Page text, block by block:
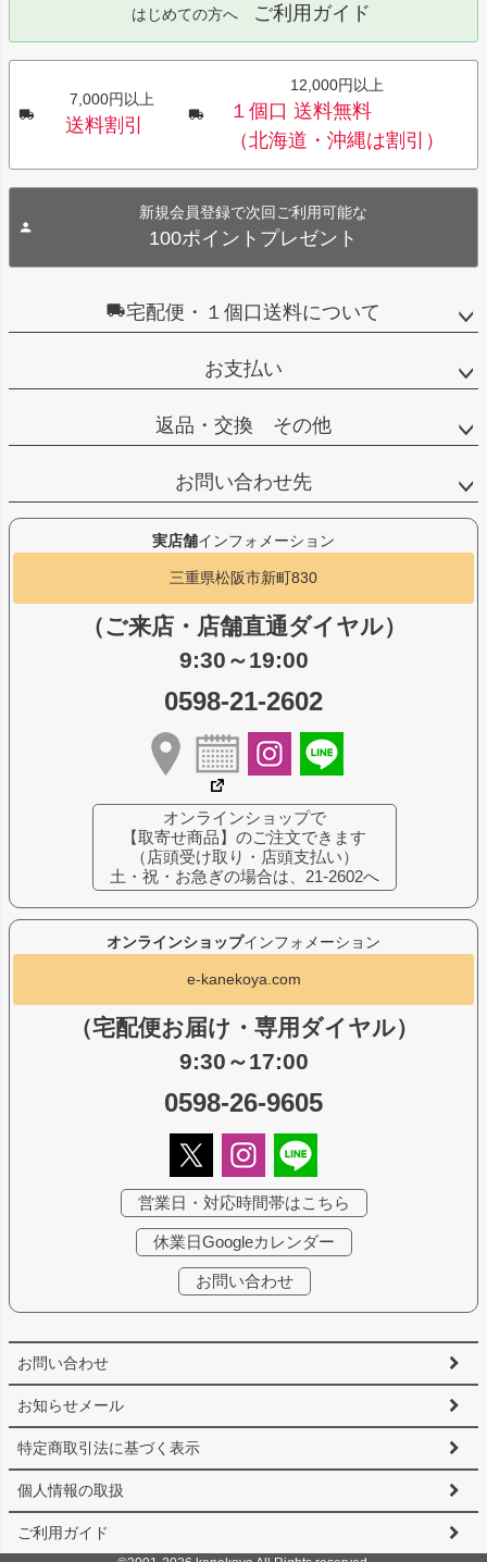
はじめての方へ ご利用ガイド
7,000円以上
送料割引
12,000円以上
１個口 送料無料
（北海道・沖縄は割引）
新規会員登録で次回ご利用可能な
100ポイントプレゼント
宅配便・１個口送料について
お支払い
返品・交換 その他
お問い合わせ先
お問い合わせ
お知らせメール
特定商取引法に基づく表示
個人情報の取扱
ご利用ガイド
オンラインショップインフォメーション
e-kanekoya.com
（宅配便お届け・専用ダイヤル）
9:30～17:00
0598-26-9605
営業日・対応時間帯はこちら
休業日Googleカレンダー
お問い合わせ
実店舗インフォメーション
三重県松阪市新町830
（ご来店・店舗直通ダイヤル）
9:30～19:00
0598-21-2602
オンラインショップで
【取寄せ商品】のご注文できます
（店頭受け取り・店頭支払い）
土・祝・お急ぎの場合は、21-2602へ